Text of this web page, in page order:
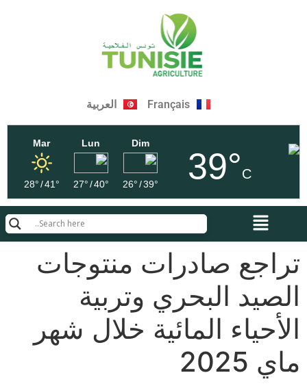
Français العربية
39°C
Dim
39°
/
26°
Lun
40°
/
27°
Mar
41°
/
28°
تراجع صادرات منتوجات
الصيد البحري وتربية
الأحياء المائية خلال شهر
ماي 2025